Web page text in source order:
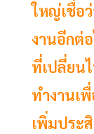
ใหญ่เชื่อ
งานอีกต่
ที่เปลี่ยน
ทำงานเ
เพิ่มประ